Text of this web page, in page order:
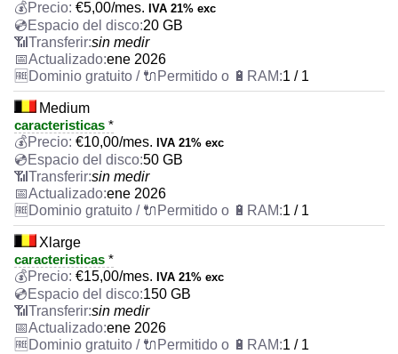
€5,00/mes. IVA 21% exc
20 GB
sin medir
ene 2026
1 / 1
Medium
caracteristicas *
€10,00/mes. IVA 21% exc
50 GB
sin medir
ene 2026
1 / 1
Xlarge
caracteristicas *
€15,00/mes. IVA 21% exc
150 GB
sin medir
ene 2026
1 / 1